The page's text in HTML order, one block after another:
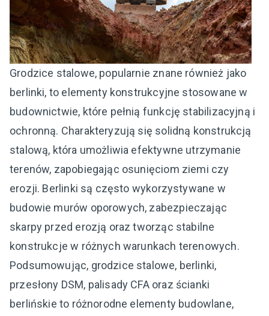
Grodzice stalowe, popularnie znane również jako
berlinki, to elementy konstrukcyjne stosowane w
budownictwie, które pełnią funkcję stabilizacyjną i
ochronną. Charakteryzują się solidną konstrukcją
stalową, która umożliwia efektywne utrzymanie
terenów, zapobiegając osunięciom ziemi czy
erozji. Berlinki są często wykorzystywane w
budowie murów oporowych, zabezpieczając
skarpy przed erozją oraz tworząc stabilne
konstrukcje w różnych warunkach terenowych.
Podsumowując, grodzice stalowe, berlinki,
przesłony DSM, palisady CFA oraz ścianki
berlińskie to różnorodne elementy budowlane,